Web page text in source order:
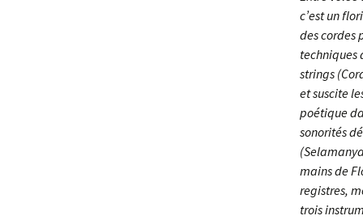
c’est un
des cordes
techniques
strings
et suscite
poétique
sonorités
mains de
registres,
trois